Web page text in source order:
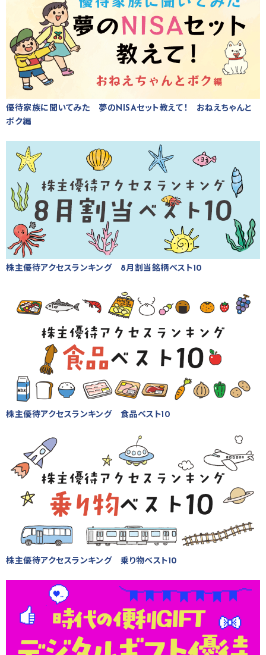
優待家族に聞いてみた 夢のNISAセット教えて！ おねえちゃんと
ボク編
株主優待アクセスランキング 8月割当銘柄ベスト10
株主優待アクセスランキング 食品ベスト10
株主優待アクセスランキング 乗り物ベスト10